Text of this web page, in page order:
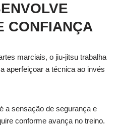
CONFIANÇA
marciais, o jiu-jitsu trabalha
aperfeiçoar a técnica ao invés
a sensação de segurança e
conforme avança no treino.